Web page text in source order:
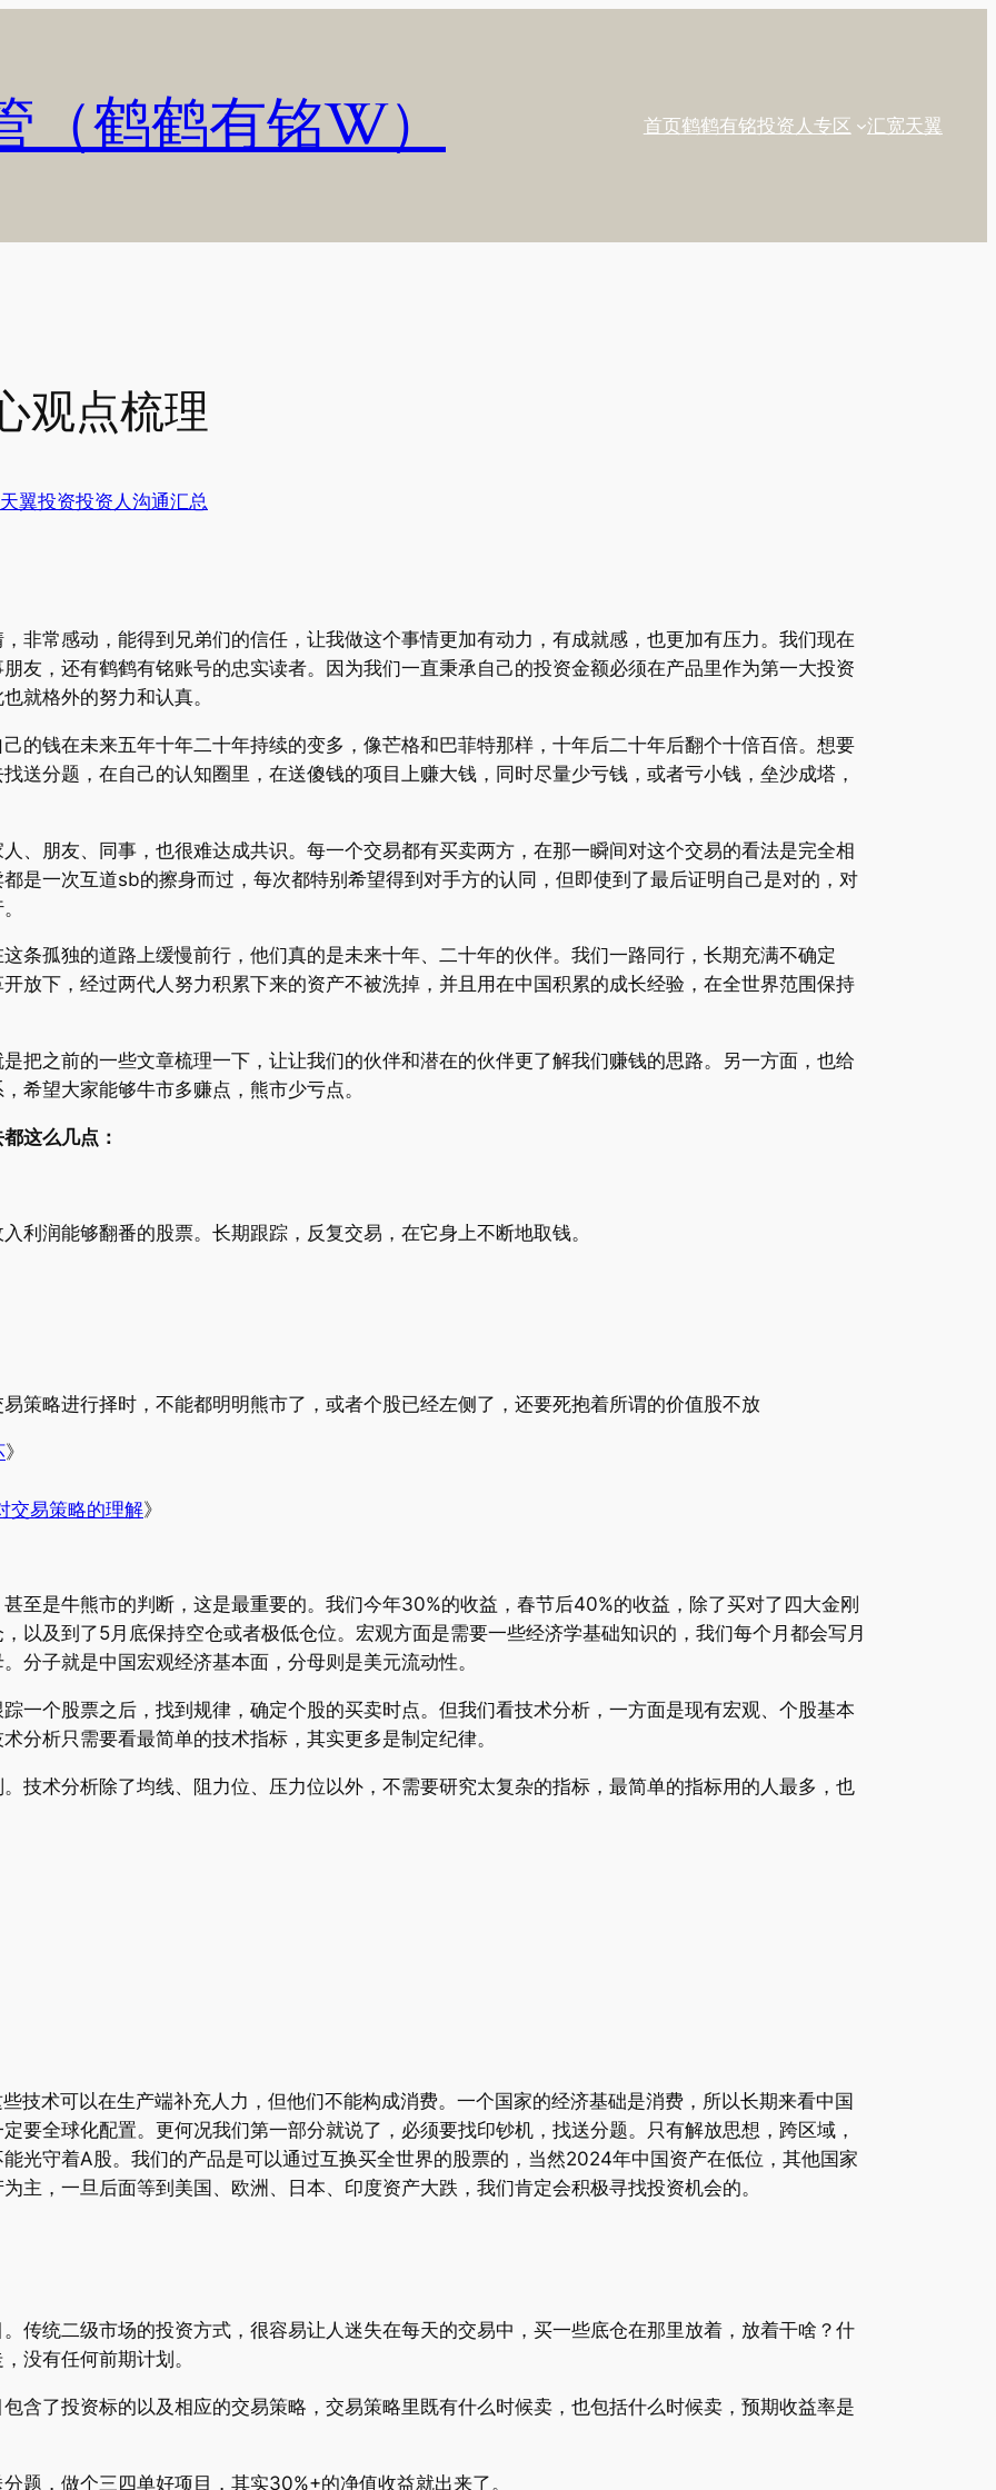
（鹤鹤有铭W） 首页鹤鹤有铭投资人专区 汇宽天翼
观点梳理
天翼投资投资人沟通汇总
非常感动，能得到兄弟们的信任，让我做这个事情更加有动力，有成就感，也更加有压力。我们现在
友，还有鹤鹤有铭账号的忠实读者。因为我们一直秉承自己的投资金额必须在产品里作为第一大投资
就格外的努力和认真。
的钱在未来五年十年二十年持续的变多，像芒格和巴菲特那样，十年后二十年后翻个十倍百倍。想要
送分题，在自己的认知圈里，在送傻钱的项目上赚大钱，同时尽量少亏钱，或者亏小钱，垒沙成塔，
、朋友、同事，也很难达成共识。每一个交易都有买卖两方，在那一瞬间对这个交易的看法是完全相
是一次互道sb的擦身而过，每次都特别希望得到对手方的认同，但即使到了最后证明自己是对的，对
条孤独的道路上缓慢前行，他们真的是未来十年、二十年的伙伴。我们一路同行，长期充满不确定
放下，经过两代人努力积累下来的资产不被洗掉，并且用在中国积累的成长经验，在全世界范围保持
把之前的一些文章梳理一下，让让我们的伙伴和潜在的伙伴更了解我们赚钱的思路。另一方面，也给
希望大家能够牛市多赚点，熊市少亏点。
这么几点：
利润能够翻番的股票。长期跟踪，反复交易，在它身上不断地取钱。
策略进行择时，不能都明明熊市了，或者个股已经左侧了，还要死抱着所谓的价值股不放
》
交易策略的理解》
至是牛熊市的判断，这是最重要的。我们今年30%的收益，春节后40%的收益，除了买对了四大金刚
以及到了5月底保持空仓或者极低仓位。宏观方面是需要一些经济学基础知识的，我们每个月都会写月
分子就是中国宏观经济基本面，分母则是美元流动性。
一个股票之后，找到规律，确定个股的买卖时点。但我们看技术分析，一方面是现有宏观、个股基本
分析只需要看最简单的技术指标，其实更多是制定纪律。
技术分析除了均线、阻力位、压力位以外，不需要研究太复杂的指标，最简单的指标用的人最多，也
技术可以在生产端补充人力，但他们不能构成消费。一个国家的经济基础是消费，所以长期来看中国
要全球化配置。更何况我们第一部分就说了，必须要找印钞机，找送分题。只有解放思想，跨区域，
光守着A股。我们的产品是可以通过互换买全世界的股票的，当然2024年中国资产在低位，其他国家
主，一旦后面等到美国、欧洲、日本、印度资产大跌，我们肯定会积极寻找投资机会的。
传统二级市场的投资方式，很容易让人迷失在每天的交易中，买一些底仓在那里放着，放着干啥？什
没有任何前期计划。
含了投资标的以及相应的交易策略，交易策略里既有什么时候卖，也包括什么时候卖，预期收益率是
题，做个三四单好项目，其实30%+的净值收益就出来了。